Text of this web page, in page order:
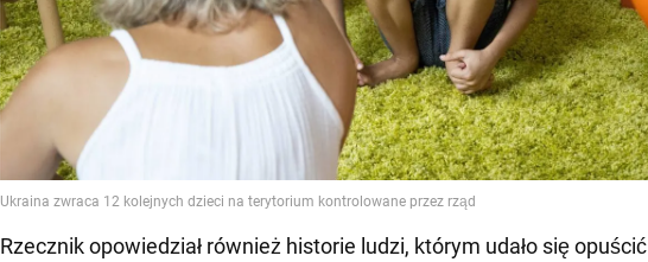
Rzecznik opowiedział również historie ludzi, którym udało się opuścić